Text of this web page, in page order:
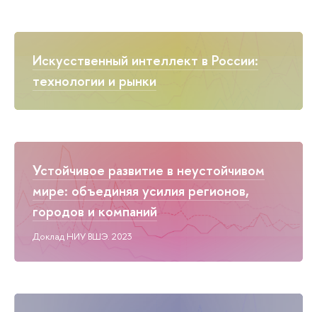
Искусственный интеллект в России:
технологии и рынки
Устойчивое развитие в неустойчивом
мире: объединяя усилия регионов,
городов и компаний
Доклад НИУ ВШЭ. 2023